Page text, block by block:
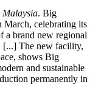
Malaysia. Big
March, celebrating its
a brand new regional
[...] The new facility,
shows Big
and sustainable
permanently in